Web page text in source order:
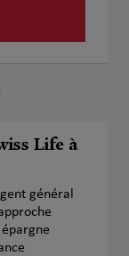
Life à
général